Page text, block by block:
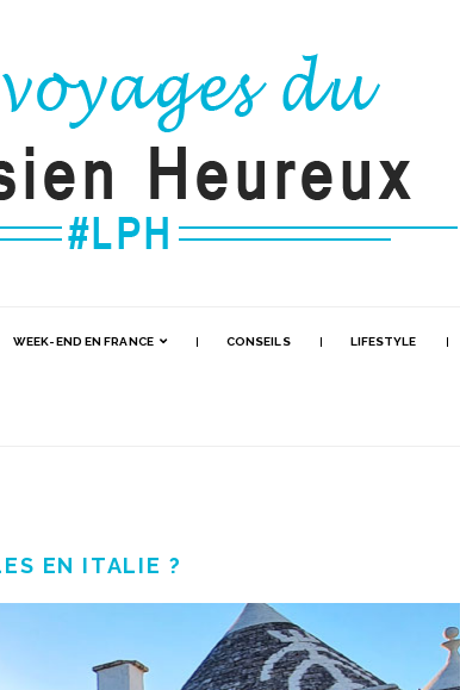
WEEK-END EN FRANCE CONSEILS LIFESTYLE
EN ITALIE ?